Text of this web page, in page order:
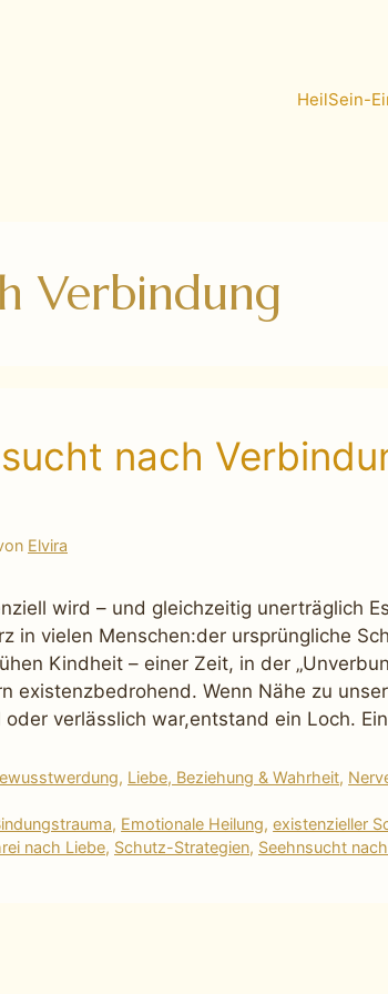
HeilSein-
Verbindung
nach
Elvira
wird – und gleichzeitig unerträglich
in vielen Menschen:der ursprüngliche
Kindheit – einer Zeit, in der
existenzbedrohend. Wenn Nähe zu
verlässlich war,entstand ein Loch.
, Liebe, Beziehung & Wahrheit,
, Emotionale Heilung,existenzieller
nach Liebe, Schutz-Strategien, Seehnsucht